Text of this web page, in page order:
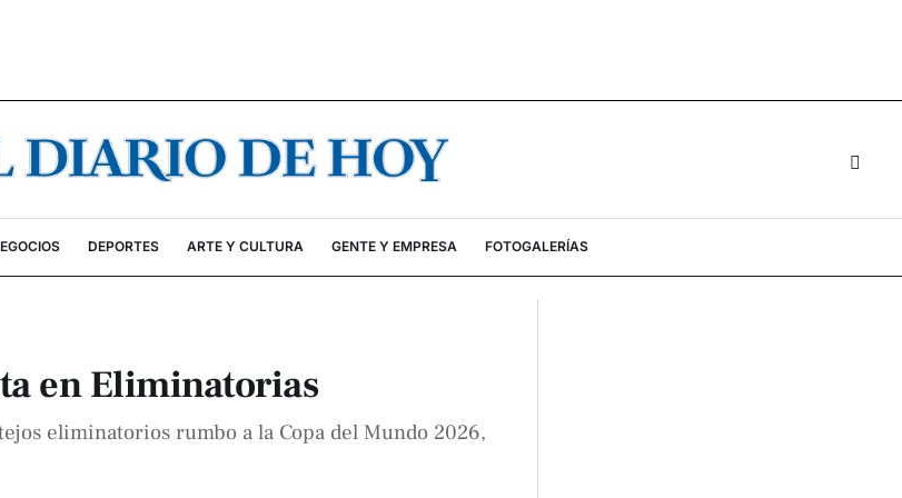
DEPORTES ARTE Y CULTURA GENTE Y EMPRESA FOTOGALERÍAS
en Eliminatorias
eliminatorios rumbo a la Copa del Mundo 2026,